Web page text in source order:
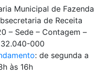
Municipal de Fazenda
de Receita
– Sede – Contagem –
32.040-000
: de segunda a
às 16h